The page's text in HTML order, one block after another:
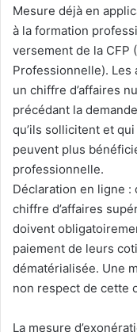
Mesure déjà en
à la formation
versement de la CFP
Professionnelle).
un chiffre d’affaires
précédant la
qu’ils sollicitent et
peuvent plus
professionnelle.
Déclaration en ligne :
chiffre d’affaires
doivent
paiement de leurs
dématérialisée. Une
non respect de cette
La mesure